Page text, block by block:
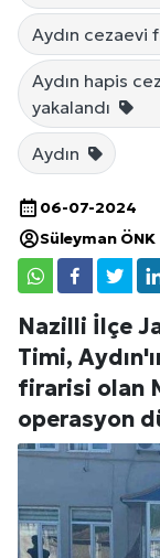
Aydın cezaevi
Aydın hapis
yakalandı
Aydın
06-07-2024
Süleyman ÖNK
Nazilli İlçe
Timi,
firarisi olan
operasyon